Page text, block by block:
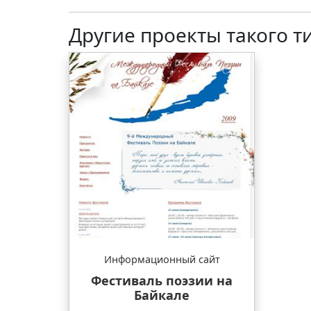
Другие проекты такого
Информационный сайт
Фестиваль поэзии на
Байкале